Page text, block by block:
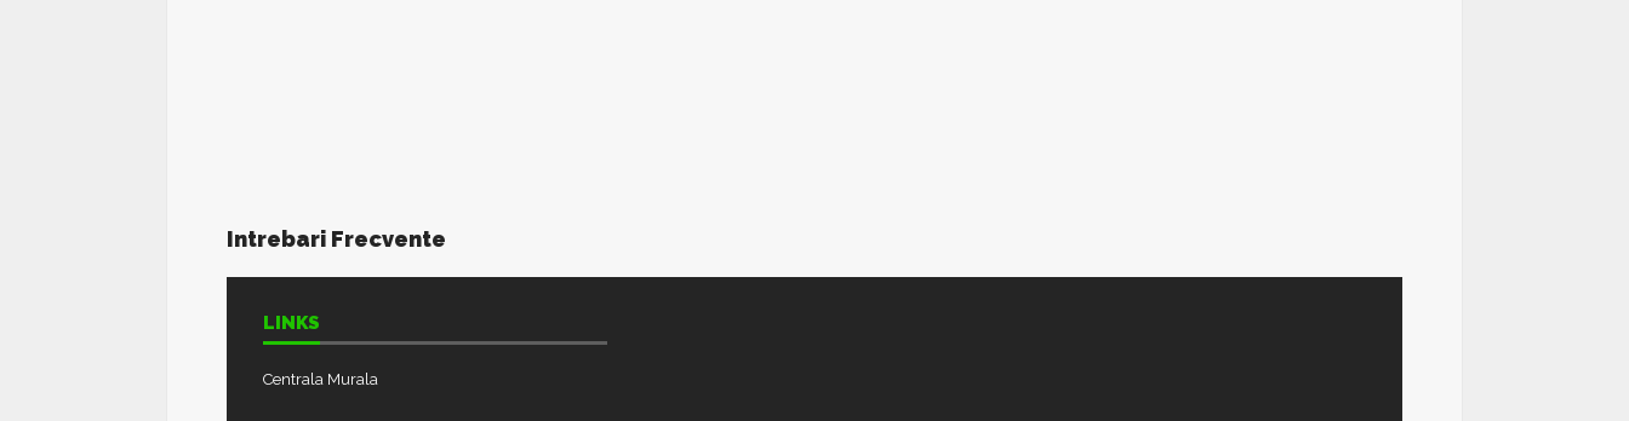
Intrebari Frecvente
LINKS
Centrala Murala